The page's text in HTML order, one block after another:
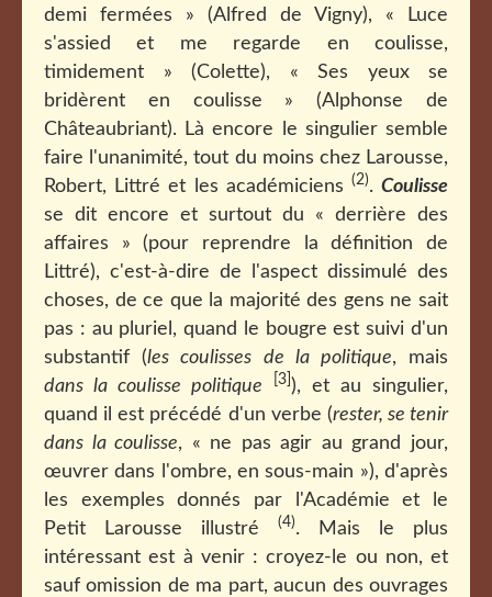
demi fermées » (Alfred de Vigny), «
Luce
s'assied et me regarde en coulisse,
timidement » (Colette), « Ses yeux se
bridèrent en coulisse » (Alphonse de
Châteaubriant). Là encore le singulier semble
faire l'unanimité, tout du moins chez Larousse,
Robert, Littré et les académiciens (2).Coulisse
se dit encore et surtout du « derrière des
affaires » (pour reprendre la définition de
Littré), c'est-à-dire de l'aspect dissimulé des
choses, de ce que la majorité des gens ne sait
pas : au pluriel, quand le bougre est suivi d'un
substantif (les coulisses de la politique, mais
dans la coulisse politique
[3] ), et au singulier,
quand il est précédé d'un verbe (rester, se tenir
dans la coulisse, « ne pas agir au grand jour,
œuvrer dans l'ombre, en sous-main »), d'après
les exemples donnés par l'Académie et le
Petit Larousse illustré
(4). Mais le plus
intéressant est à venir : croyez-le ou non, et
sauf omission de ma part, aucun des ouvrages